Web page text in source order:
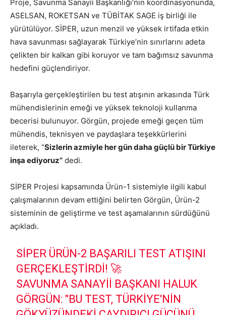
Proje, Savunma Sanayii Başkanlığı’nın koordinasyonunda,
ASELSAN, ROKETSAN ve TÜBİTAK SAGE iş birliği ile
yürütülüyor. SİPER, uzun menzil ve yüksek irtifada etkin
hava savunması sağlayarak Türkiye’nin sınırlarını adeta
çelikten bir kalkan gibi koruyor ve tam bağımsız savunma
hedefini güçlendiriyor.
Başarıyla gerçekleştirilen bu test atışının arkasında Türk
mühendislerinin emeği ve yüksek teknoloji kullanma
becerisi bulunuyor. Görgün, projede emeği geçen tüm
mühendis, teknisyen ve paydaşlara teşekkürlerini
ileterek, “Sizlerin azmiyle her gün daha güçlü bir Türkiye
inşa ediyoruz” dedi.
SİPER Projesi kapsamında Ürün-1 sistemiyle ilgili kabul
çalışmalarının devam ettiğini belirten Görgün, Ürün-2
sisteminin de geliştirme ve test aşamalarının sürdüğünü
açıkladı.
SİPER ÜRÜN-2 BAŞARILI TEST ATIŞINI
GERÇEKLEŞTIRDI! 🚀
SAVUNMA SANAYII BAŞKANI HALUK
GÖRGÜN: "BU TEST, TÜRKIYE'NIN